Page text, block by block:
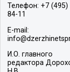
Телефон: +7 (495)
84-11
E-mail:
И.О. главного
редактора